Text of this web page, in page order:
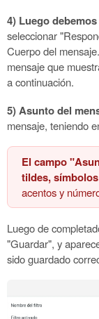
4) Luego
seleccionar
Cuerpo del
mensaje que
a continuación.
5) Asunto del
mensaje, teniendo
El campo
tildes,
acentos y
Luego de
"Guardar", y
sido guardado